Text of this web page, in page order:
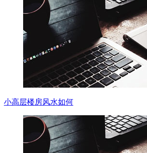
小高层楼房风水如何